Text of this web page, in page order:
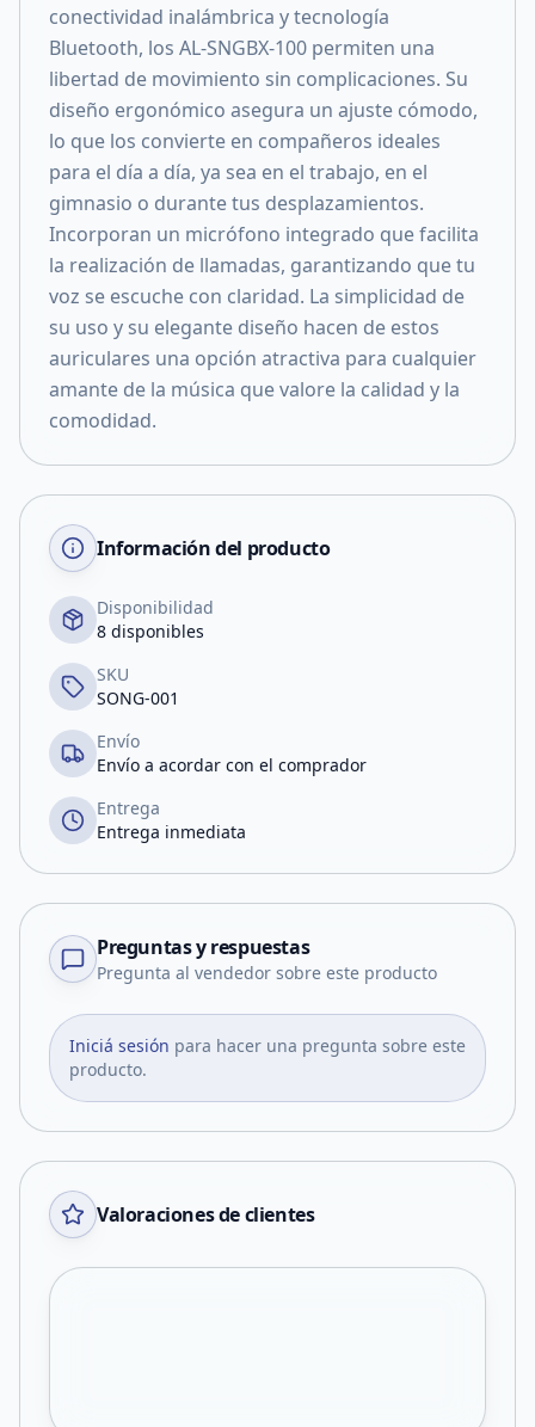
conectividad inalámbrica y tecnología
Bluetooth, los AL-SNGBX-100 permiten una
libertad de movimiento sin complicaciones. Su
diseño ergonómico asegura un ajuste cómodo,
lo que los convierte en compañeros ideales
para el día a día, ya sea en el trabajo, en el
gimnasio o durante tus desplazamientos.
Incorporan un micrófono integrado que facilita
la realización de llamadas, garantizando que tu
voz se escuche con claridad. La simplicidad de
su uso y su elegante diseño hacen de estos
auriculares una opción atractiva para cualquier
amante de la música que valore la calidad y la
comodidad.
Información del producto
Disponibilidad
8 disponibles
SKU
SONG-001
Envío
Envío a acordar con el comprador
Entrega
Entrega inmediata
Preguntas y respuestas
Pregunta al vendedor sobre este producto
Iniciá sesión para hacer una pregunta sobre este
producto.
Valoraciones de clientes